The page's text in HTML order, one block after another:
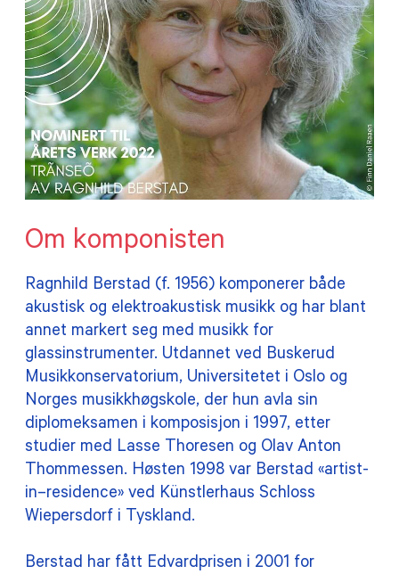
Om komponisten
Ragnhild Berstad (f. 1956) komponerer både
akustisk og elektroakustisk musikk og har blant
annet markert seg med musikk for
glassinstrumenter. Utdannet ved Buskerud
Musikkonservatorium, Universitetet i Oslo og
Norges musikkhøgskole, der hun avla sin
diplomeksamen i komposisjon i 1997, etter
studier med Lasse Thoresen og Olav Anton
Thommessen. Høsten 1998 var Berstad «artist-
in–residence» ved Künstlerhaus Schloss
Wiepersdorf i Tyskland.
Berstad har fått Edvardprisen i 2001 for